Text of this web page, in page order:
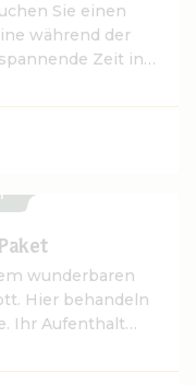
Sie einen
während der
Zeit in
Wachen Sie
das reichhaltige
wunderbaren
Hier behandeln
Ihr Aufenthalt
Sekt in den